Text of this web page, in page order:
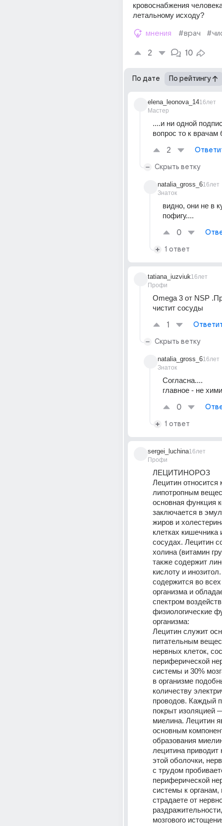
кровоснабжения
летальному исходу?
мнения #врач
2 10
По дате По рейтингу
elena_leonova_14
Мастер
16лет
....и ни одной
вопрос то к врачам
2
Скрыть ветку
natalia_gross_6
Знаток
16лет
видно, они не в
пофигу....
0
1 ответ
tatiana_iuzviuk
Профи
16лет
Omega 3 от NSP
чистит сосуды
1
Скрыть ветку
natalia_gross_6
Знаток
16лет
Согласна....
главное - не
0
1 ответ
sergei_luchina
Профи
16лет
ЛЕЦИТИНОРОЗ
Лецитин относится
липотропным
основная функция
заключается в
жиров и
клетках кишечника
сосудах. Лецитин
холина (витамин
также содержит
кислоту и
содержится во всех
организма и
спектром
физиологические
организма:
Лецитин служит
питательным
нервных клеток,
периферической
системы и 30%
в организме
количеству
проводов. Каждый
покрыт изоляцией
миелина. Лецитин
основным
образования
лецитина приводит
этой оболочки,
с трудом
периферической
системы к органам,
страдаете от
мозгового